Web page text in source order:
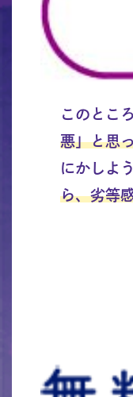
このとこ
悪」と思
にかしよ
ら、劣等